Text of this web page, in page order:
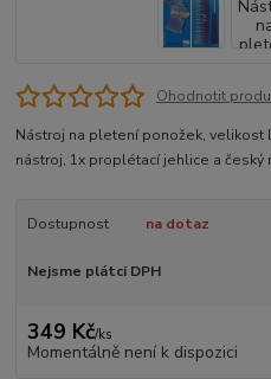
Ohodnotit
Nástroj na pletení ponožek, velikost
nástroj, 1x proplétací jehlice a český
Dostupnost na dotaz
Nejsme plátci DPH
349 Kč/ks
Momentálně není k dispozici